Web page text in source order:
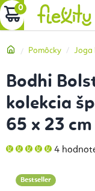
Prejsť
na
NÁKUPNÝ
DomovPomôcky Joga
Bodhi
kolekcia
65 x 23 cm
5,0
z
4
Bestseller